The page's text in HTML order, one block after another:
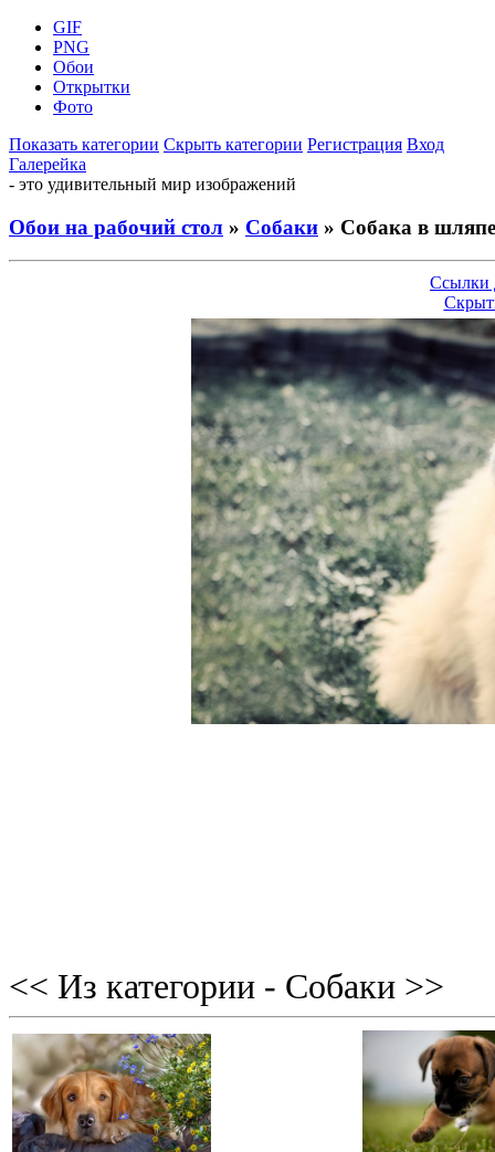
GIF
PNG
Обои
Открытки
Фото
Показать категории Скрыть категории Регистрация Вход
Галерейка
- это удивительный мир изображений
Обои на рабочий стол » Собаки » Собака в
Ссылки
<< Из категории - Собаки >>